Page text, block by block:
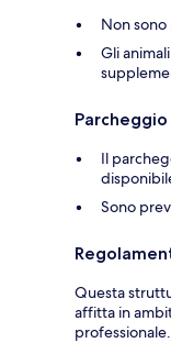
Non
Gli
Parcheggio
Il
Sono
Questa
affitta in
professionale.